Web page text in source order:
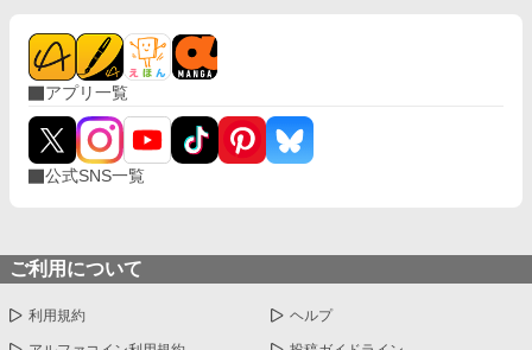
アプリ一覧
公式SNS一覧
ご利用について
利用規約 ヘルプ